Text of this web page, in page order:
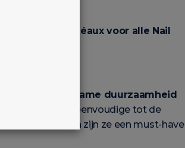
ze zijn idéaux voor alle Nail
duurzame duurzaamheid
van de meest eenvoudige tot de
aan kleuren zijn ze een must-have